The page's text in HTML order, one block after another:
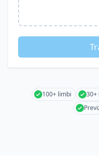
100+ limbi 30+